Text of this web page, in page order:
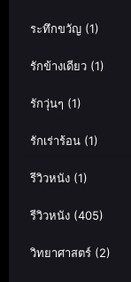
ระทึกขวัญ (1)
รักข้างเดียว (1)
รักวุ่นๆ (1)
รักเร่าร้อน (1)
รีวิวหนัง (1)
รีวิวหนัง (405)
วิทยาศาสตร์ (2)